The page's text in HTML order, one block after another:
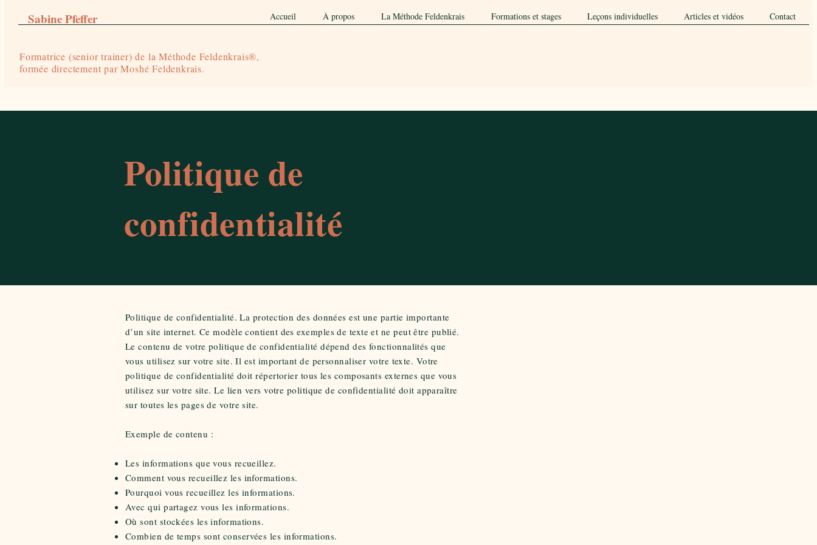
Sabine Pfeffer
Formatrice (senior trainer) de la Méthode Feldenkrais®,
formée directement par Moshé Feldenkrais.
Accueil À propos La Méthode Feldenkrais Formations et stages Leçons individuelles Articles et vidéos Contact
Politique de
confidentialité
Politique de confidentialité. La protection des données est une partie importante
d’un site internet. Ce modèle contient des exemples de texte et ne peut être publié.
Le contenu de votre politique de confidentialité dépend des fonctionnalités que
vous utilisez sur votre site. Il est important de personnaliser votre texte. Votre
politique de confidentialité doit répertorier tous les composants externes que vous
utilisez sur votre site. Le lien vers votre politique de confidentialité doit apparaître
sur toutes les pages de votre site.
Exemple de contenu :
Les informations que vous recueillez.
Comment vous recueillez les informations.
Pourquoi vous recueillez les informations.
Avec qui partagez vous les informations.
Où sont stockées les informations.
Combien de temps sont conservées les informations.